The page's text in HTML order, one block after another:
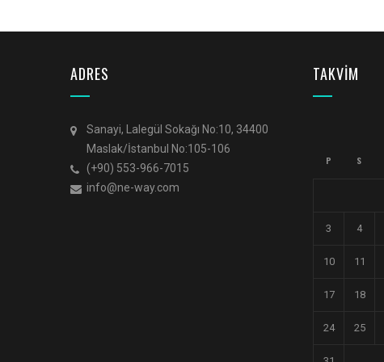
ADRES
Sanayi, Lalegül Sokağı No:10, 34400
Maslak/İstanbul No:105-106
(+90) 553-966-7015
info@ne-way.com
TAKVİM
P S
3 4
10 11
17 18
24 25